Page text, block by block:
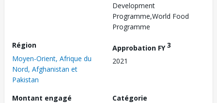
Development
Programme,World Food
Programme
Région
Moyen-Orient, Afrique du
Nord, Afghanistan et
Pakistan
Approbation FY3
2021
Montant engagé
Catégorie